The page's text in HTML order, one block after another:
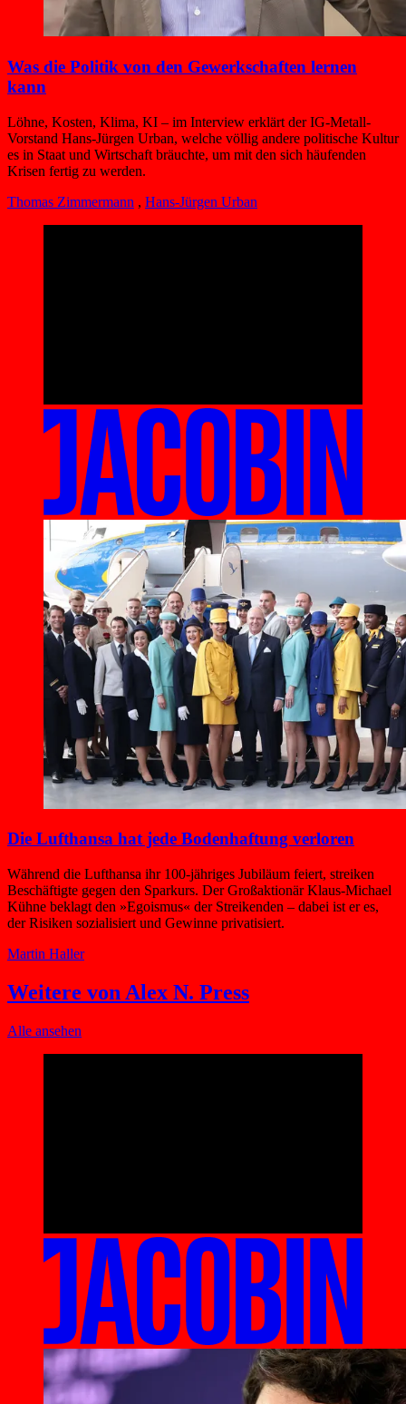
Was die Politik von den Gewerkschaften lernen
kann
Löhne, Kosten, Klima, KI – im Interview erklärt der IG-Metall-
Vorstand Hans-Jürgen Urban, welche völlig andere politische Kultur
es in Staat und Wirtschaft bräuchte, um mit den sich häufenden
Krisen fertig zu werden.
Thomas Zimmermann , Hans-Jürgen Urban
Die Lufthansa hat jede Bodenhaftung verloren
Während die Lufthansa ihr 100-jähriges Jubiläum feiert, streiken
Beschäftigte gegen den Sparkurs. Der Großaktionär Klaus-Michael
Kühne beklagt den »Egoismus« der Streikenden – dabei ist er es,
der Risiken sozialisiert und Gewinne privatisiert.
Martin Haller
Weitere von Alex N. Press
Alle ansehen